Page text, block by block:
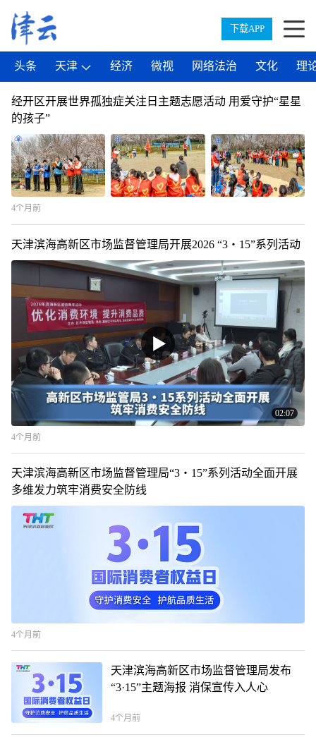
下载APP
头条 天津 经济 微视 网络法治 文化 理
经开区开展世界孤独症关注日主题志愿活动 用爱守护“星星
的孩子”
4个月前
天津滨海高新区市场监督管理局开展2026 “3・15”系列活动
02:07
4个月前
天津滨海高新区市场监督管理局“3・15”系列活动全面开展
多维发力筑牢消费安全防线
4个月前
天津滨海高新区市场监督管理局发布
“3·15”主题海报 消保宣传入人心
4个月前